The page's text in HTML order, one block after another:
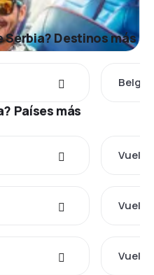
Serbia? Destinos más
Países más